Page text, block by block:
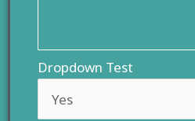
Dropdown Test